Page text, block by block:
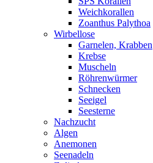
Weichkorallen
Zoanthus Palythoa
Wirbellose
Garnelen, Krabben
Krebse
Muscheln
Röhrenwürmer
Schnecken
Seeigel
Seesterne
Nachzucht
Algen
Anemonen
Seenadeln